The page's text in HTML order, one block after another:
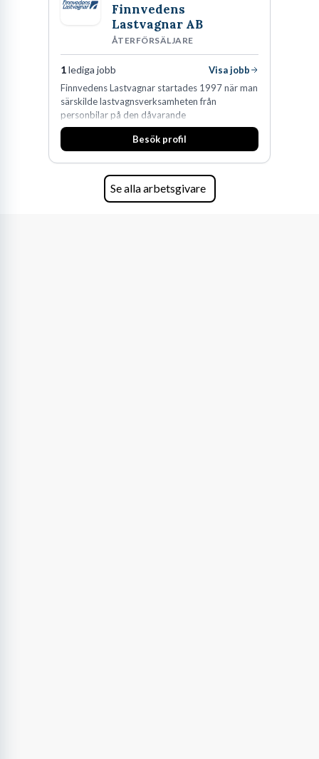
Finnvedens
Lastvagnar AB
ÅTERFÖRSÄLJARE
1lediga jobb
Visa jobb
Finnvedens Lastvagnar startades 1997 när man
särskilde lastvagnsverksamheten från
personbilar på den dåvarande
huvudanläggningen i Värnamo. Sedan dess har
man expanderat kraftigt genom ett antal
Lastvagnar och finns representerade på 20
orter i södra Sverige.
Besök profil
Se alla arbetsgivare